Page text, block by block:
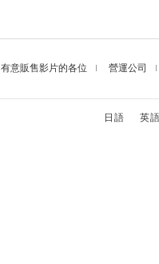
有意販售影片的各位 營運公司
日語 英語